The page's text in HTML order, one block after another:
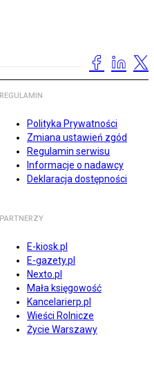
REGULAMIN
Polityka Prywatności
Zmiana ustawień zgód
Regulamin serwisu
Informacje o nadawcy
Deklaracja dostępności
PARTNERZY
E-kiosk.pl
E-gazety.pl
Nexto.pl
Mała księgowość
Kancelarierp.pl
Wieści Rolnicze
Życie Warszawy